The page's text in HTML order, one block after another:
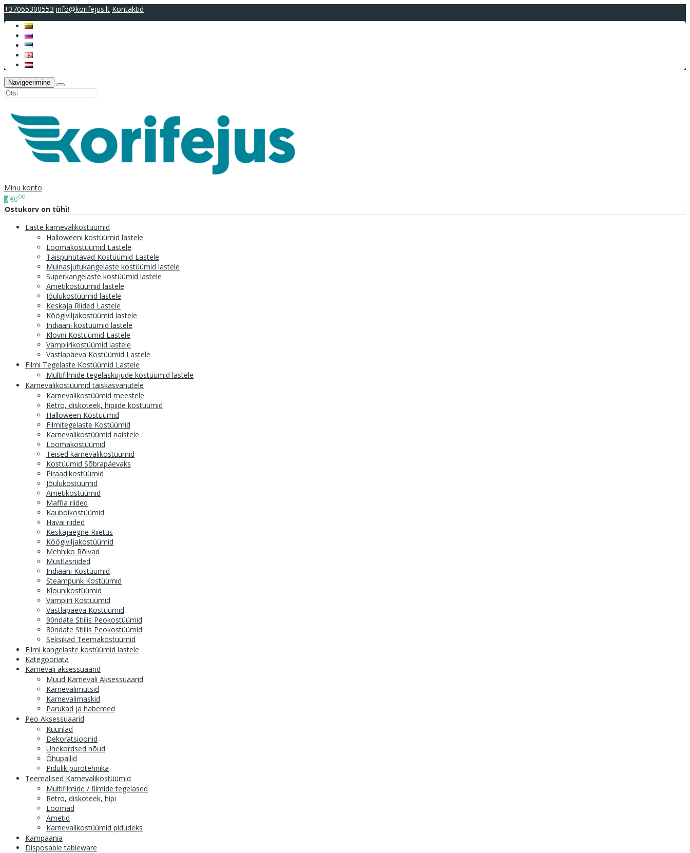
+37065300553 info@korifejus.lt Kontaktid
Navigeerimine
Minu konto
0 €000
Ostukorv on tühi!
Laste karnevalikostüümid
Halloweeni kostüümid lastele
Loomakostüümid Lastele
Täispuhutavad Kostüümid Lastele
Muinasjutukangelaste kostüümid lastele
Superkangelaste kostüümid lastele
Ametikostüümid lastele
Jõulukostüümid lastele
Keskaja Riided Lastele
Köögiviljakostüümid lastele
Indiaani kostüümid lastele
Klovni Kostüümid Lastele
Vampiirikostüümid lastele
Vastlapäeva Kostüümid Lastele
Filmi Tegelaste Kostüümid Lastele
Multifilmide tegelaskujude kostüümid lastele
Karnevalikostüümid täiskasvanutele
Karnevalikostüümid meestele
Retro, diskoteek, hipiide kostüümid
Halloween Kostüümid
Filmitegelaste Kostüümid
Karnevalikostüümid naistele
Loomakostüümid
Teised karnevalikostüümid
Kostüümid Sõbrapäevaks
Piraadikostüümid
Jõulukostüümid
Ametikostüümid
Maffia riided
Kauboikostüümid
Havai riided
Keskajaegne Riietus
Köögiviljakostüümid
Mehhiko Rõivad
Mustlasriided
Indiaani Kostüümid
Steampunk Kostüümid
Klounikostüümid
Vampiiri Kostüümid
Vastlapäeva Kostüümid
90ndate Stiilis Peokostüümid
80ndate Stiilis Peokostüümid
Seksikad Teemakostüümid
Filmi kangelaste kostüümid lastele
Kategooriata
Karnevali aksessuaarid
Muud Karnevali Aksessuaarid
Karnevalimütsid
Karnevalimaskid
Parukad ja habemed
Peo Aksessuaarid
Küünlad
Dekoratsioonid
Ühekordsed nõud
Õhupallid
Pidulik pürotehnika
Teemalised Karnevalikostüümid
Multifilmide / filmide tegelased
Retro, diskoteek, hipi
Loomad
Ametid
Karnevalikostüümid pidudeks
Kampaania
Disposable tableware